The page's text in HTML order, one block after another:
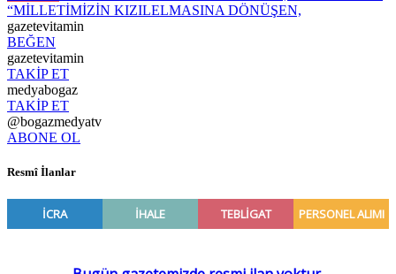
“MİLLETİMİZİN KIZILELMASINA DÖNÜŞEN,
gazetevitamin
BEĞEN
gazetevitamin
TAKİP ET
medyabogaz
TAKİP ET
@bogazmedyatv
ABONE OL
Resmî İlanlar